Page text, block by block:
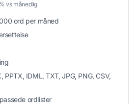
vs månedlig
ord per måned
PPTX, IDML, TXT, JPG, PNG, CSV,
ordlister